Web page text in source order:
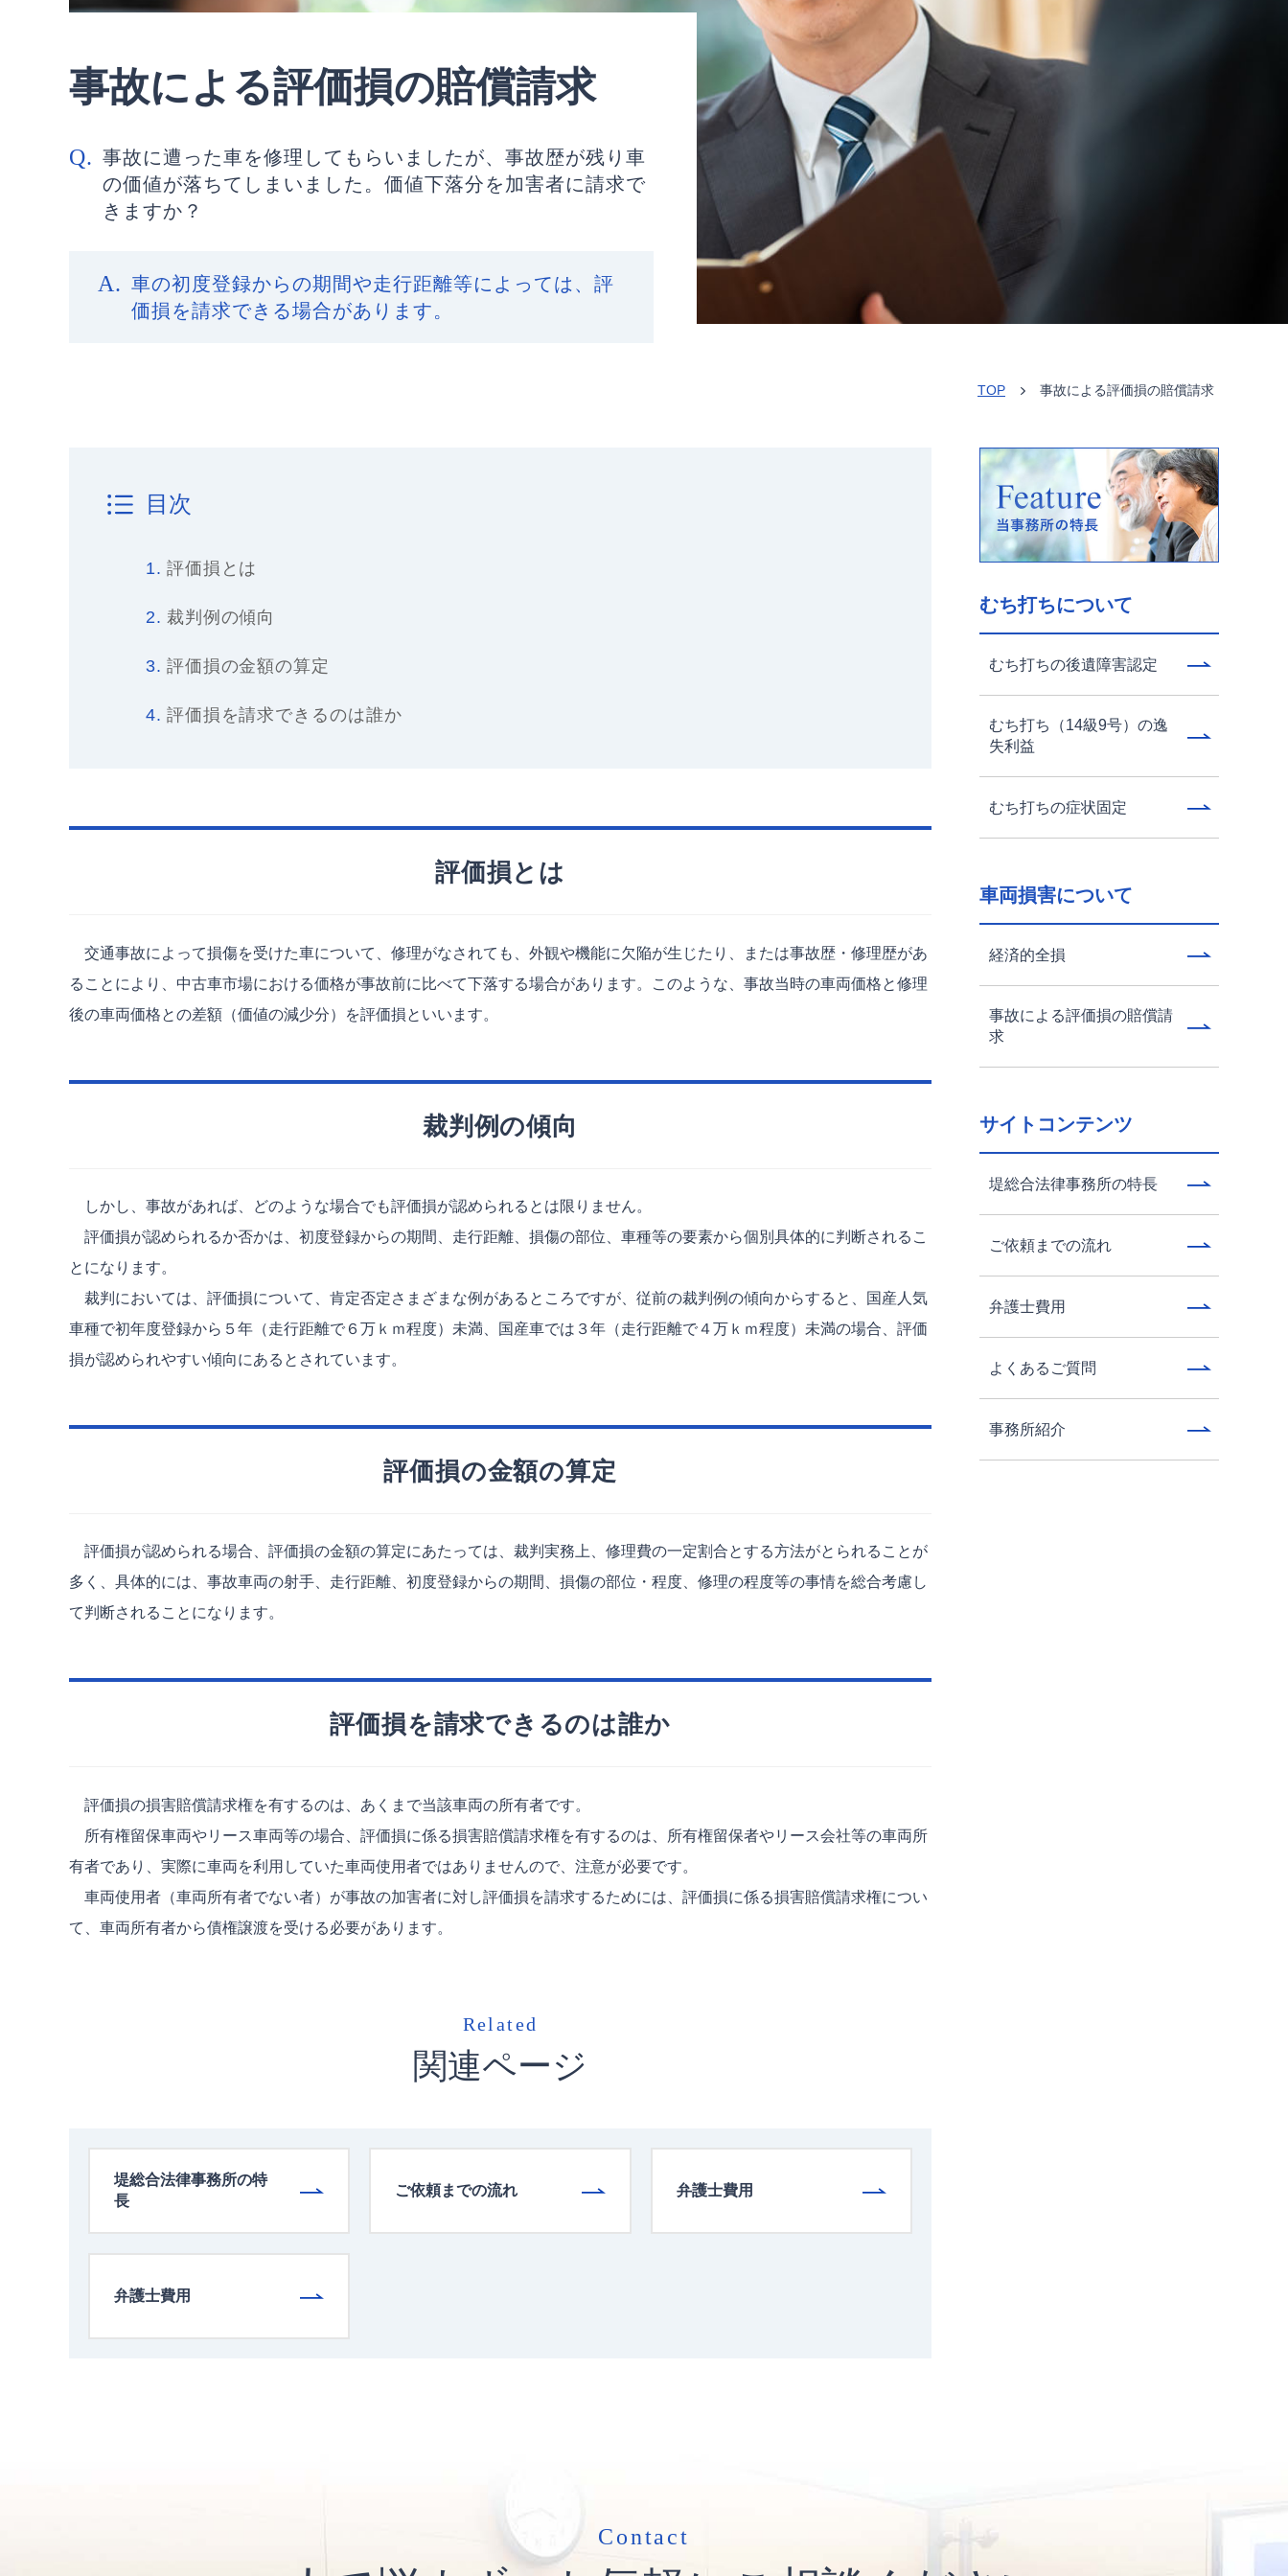
事故による評価損の賠償請求
事故に遭った車を修理してもらいましたが、事故歴が残り車
の価値が落ちてしまいました。価値下落分を加害者に請求で
きますか？
車の初度登録からの期間や走行距離等によっては、評
価損を請求できる場合があります。
TOP 事故による評価損の賠償請求
目次
1. 評価損とは
2. 裁判例の傾向
3. 評価損の金額の算定
4. 評価損を請求できるのは誰か
評価損とは
交通事故によって損傷を受けた車について、修理がなされても、外観や機能に欠陥が生じたり、または事故歴・修理歴があ
ることにより、中古車市場における価格が事故前に比べて下落する場合があります。このような、事故当時の車両価格と修理
後の車両価格との差額（価値の減少分）を評価損といいます。
裁判例の傾向
しかし、事故があれば、どのような場合でも評価損が認められるとは限りません。
評価損が認められるか否かは、初度登録からの期間、走行距離、損傷の部位、車種等の要素から個別具体的に判断されるこ
とになります。
裁判においては、評価損について、肯定否定さまざまな例があるところですが、従前の裁判例の傾向からすると、国産人気
車種で初年度登録から５年（走行距離で６万ｋｍ程度）未満、国産車では３年（走行距離で４万ｋｍ程度）未満の場合、評価
損が認められやすい傾向にあるとされています。
評価損の金額の算定
評価損が認められる場合、評価損の金額の算定にあたっては、裁判実務上、修理費の一定割合とする方法がとられることが
多く、具体的には、事故車両の射手、走行距離、初度登録からの期間、損傷の部位・程度、修理の程度等の事情を総合考慮し
て判断されることになります。
評価損を請求できるのは誰か
評価損の損害賠償請求権を有するのは、あくまで当該車両の所有者です。
所有権留保車両やリース車両等の場合、評価損に係る損害賠償請求権を有するのは、所有権留保者やリース会社等の車両所
有者であり、実際に車両を利用していた車両使用者ではありませんので、注意が必要です。
車両使用者（車両所有者でない者）が事故の加害者に対し評価損を請求するためには、評価損に係る損害賠償請求権につい
て、車両所有者から債権譲渡を受ける必要があります。
Related
関連ページ
堤総合法律事務所の特
長
ご依頼までの流れ 弁護士費用
弁護士費用
むち打ちについて
むち打ちの後遺障害認定
むち打ち（14級9号）の逸
失利益
むち打ちの症状固定
車両損害について
経済的全損
事故による評価損の賠償請
求
サイトコンテンツ
堤総合法律事務所の特長
ご依頼までの流れ
弁護士費用
よくあるご質問
事務所紹介
Contact